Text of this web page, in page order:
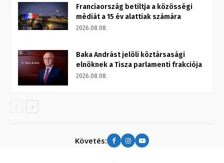
Franciaország betiltja a közösségi
médiát a 15 év alattiak számára
2026.08.08.
Baka Andrást jelöli köztársasági
elnöknek a Tisza parlamenti frakciója
2026.08.08.
Követés: